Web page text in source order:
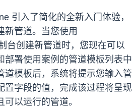
引入了简化的全新入门体验，
新管道。当您使用
台创建新管道时，您现在可以
部署使用案例的管道模板列表中
道模板后，系统将提示您输入管
置字段的值，完成该过程将呈现
以运行的管道。